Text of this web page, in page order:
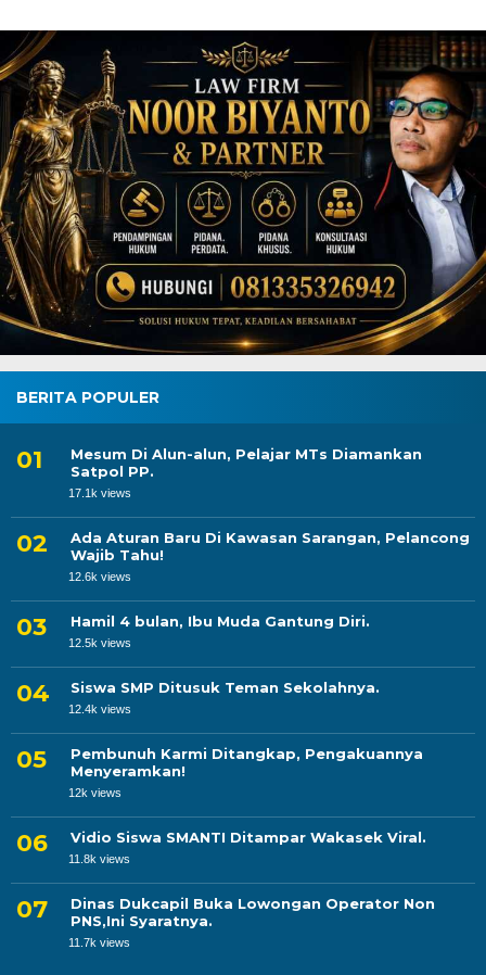
BERITA POPULER
Mesum Di Alun-alun, Pelajar MTs Diamankan
Satpol PP.
17.1k views
Ada Aturan Baru Di Kawasan Sarangan, Pelancong
Wajib Tahu!
12.6k views
Hamil 4 bulan, Ibu Muda Gantung Diri.
12.5k views
Siswa SMP Ditusuk Teman Sekolahnya.
12.4k views
Pembunuh Karmi Ditangkap, Pengakuannya
Menyeramkan!
12k views
Vidio Siswa SMANTI Ditampar Wakasek Viral.
11.8k views
Dinas Dukcapil Buka Lowongan Operator Non
PNS,Ini Syaratnya.
11.7k views